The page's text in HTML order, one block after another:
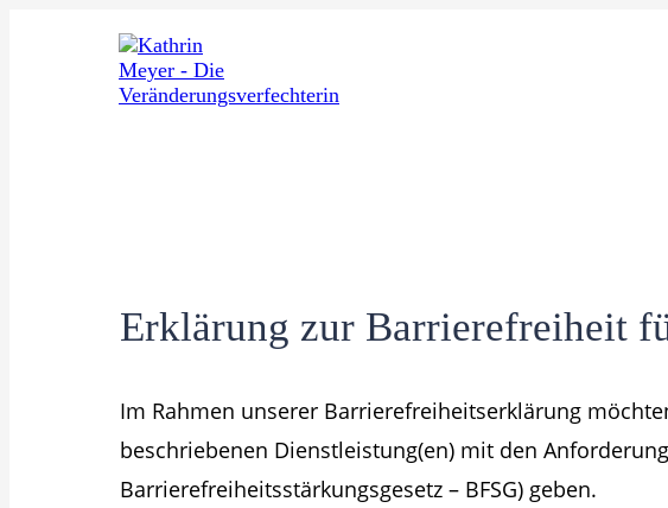
Erklärung zur Barrierefreiheit
Im Rahmen unserer Barrierefreiheitserklärung
beschriebenen Dienstleistung(en) mit den
Barrierefreiheitsstärkungsgesetz – BFSG) geben.